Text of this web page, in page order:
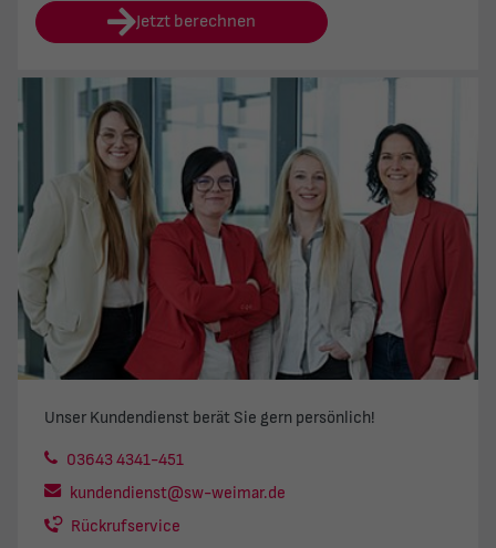
Unser Kundendienst berät Sie gern persönlich!
03643 4341-451
kundendienst@sw-weimar.de
Rückrufservice